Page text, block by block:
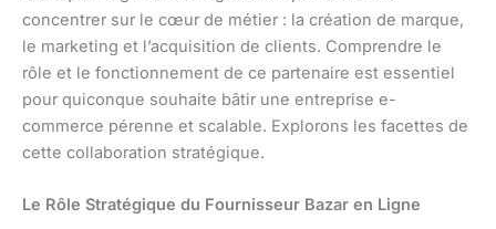
concentrer sur le cœur de métier : la création de marque,
le marketing et l’acquisition de clients. Comprendre le
rôle et le fonctionnement de ce partenaire est essentiel
pour quiconque souhaite bâtir une entreprise e-
commerce pérenne et scalable. Explorons les facettes de
cette collaboration stratégique.
Le Rôle Stratégique du Fournisseur Bazar en Ligne